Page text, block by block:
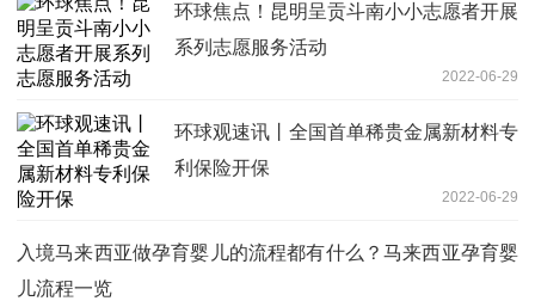
环球焦点！昆明呈贡斗南小小志愿者开展
系列志愿服务活动
2022-06-29
环球观速讯丨全国首单稀贵金属新材料专
利保险开保
2022-06-29
入境马来西亚做孕育婴儿的流程都有什么？马来西亚孕育婴
儿流程一览